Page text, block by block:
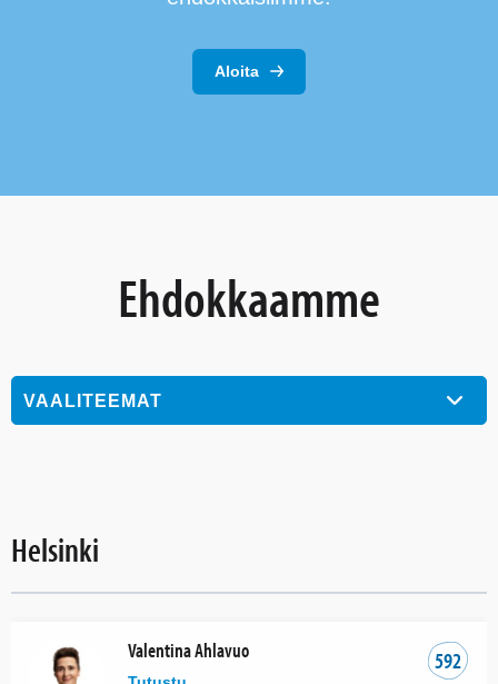
Aloita
Ehdokkaamme
VAALITEEMAT
Helsinki
592
Valentina Ahlavuo